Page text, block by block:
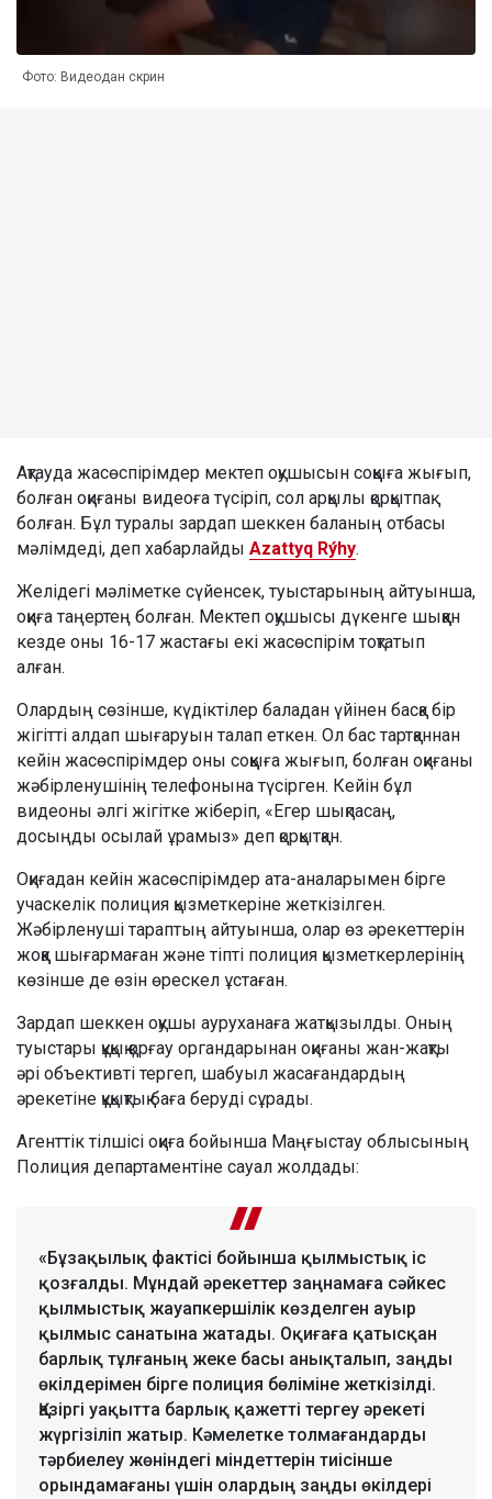
Фото: Видеодан скрин
Ақтауда жасөспірімдер мектеп оқушысын соққыға жығып,
болған оқиғаны видеоға түсіріп, сол арқылы қорқытпақ
болған. Бұл туралы зардап шеккен баланың отбасы
мәлімдеді, деп хабарлайды Azattyq Rýhy.
Желідегі мәліметке сүйенсек, туыстарының айтуынша,
оқиға таңертең болған. Мектеп оқушысы дүкенге шыққан
кезде оны 16-17 жастағы екі жасөспірім тоқтатып
алған.
Олардың сөзінше, күдіктілер баладан үйінен басқа бір
жігітті алдап шығаруын талап еткен. Ол бас тартқаннан
кейін жасөспірімдер оны соққыға жығып, болған оқиғаны
жәбірленушінің телефонына түсірген. Кейін бұл
видеоны әлгі жігітке жіберіп, «Егер шықпасаң,
досыңды осылай ұрамыз» деп қорқытқан.
Оқиғадан кейін жасөспірімдер ата-аналарымен бірге
учаскелік полиция қызметкеріне жеткізілген.
Жәбірленуші тараптың айтуынша, олар өз әрекеттерін
жоққа шығармаған және тіпті полиция қызметкерлерінің
көзінше де өзін өрескел ұстаған.
Зардап шеккен оқушы ауруханаға жатқызылды. Оның
туыстары құқық қорғау органдарынан оқиғаны жан-жақты
әрі объективті тергеп, шабуыл жасағандардың
әрекетіне құқықтық баға беруді сұрады.
Агенттік тілшісі оқиға бойынша Маңғыстау облысының
Полиция департаментіне сауал жолдады:
«Бұзақылық фактісі бойынша қылмыстық іс
қозғалды. Мұндай әрекеттер заңнамаға сәйкес
қылмыстық жауапкершілік көзделген ауыр
қылмыс санатына жатады. Оқиғаға қатысқан
барлық тұлғаның жеке басы анықталып, заңды
өкілдерімен бірге полиция бөліміне жеткізілді.
Қазіргі уақытта барлық қажетті тергеу әрекеті
жүргізіліп жатыр. Кәмелетке толмағандарды
тәрбиелеу жөніндегі міндеттерін тиісінше
орындамағаны үшін олардың заңды өкілдері